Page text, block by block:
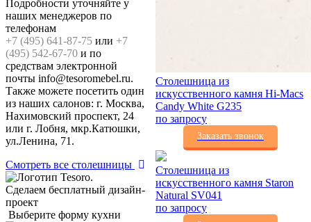
Подробности уточняйте у
наших менеджеров по
телефонам
+7 (495) 641-87-75 или +7
(495) 542-67-70 и по
средствам электронной
почты info@tesoromebel.ru.
Также можете посетить один
из наших салонов: г. Москва,
Нахимовский проспект, 24
или г. Лобня, мкр.Катюшки,
ул.Ленина, 71.
Смотреть все столешницы
Столешница из
искусственного камня Hi-Macs
Candy White G235
по запросу
Заказать звонок
Столешница из
искусственного камня Staron
Natural SV041
по запросу
Сделаем бесплатный дизайн-
проект
Выберите форму кухни